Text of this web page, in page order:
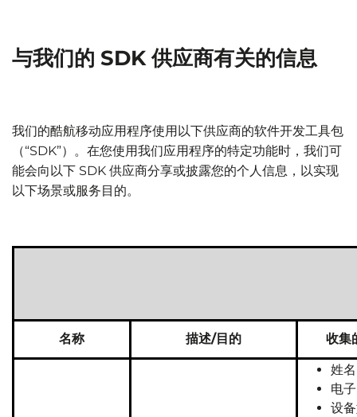
与我们的 SDK 供应商有关的信息
我们的酷航移动应用程序使用以下供应商的软件开发工具包
（“SDK”）。在您使用我们应用程序的特定功能时，我们可
能会向以下 SDK 供应商分享或披露您的个人信息，以实现
以下场景或服务目的。
名称 描述/目的 收集
姓名
电
设